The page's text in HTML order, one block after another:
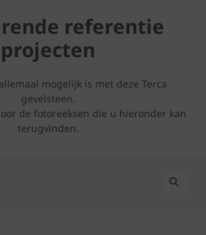
referentie
projecten
mogelijk is met deze Terca
gevelsteen.
de fotoreeksen die u hieronder kan
terugvinden.